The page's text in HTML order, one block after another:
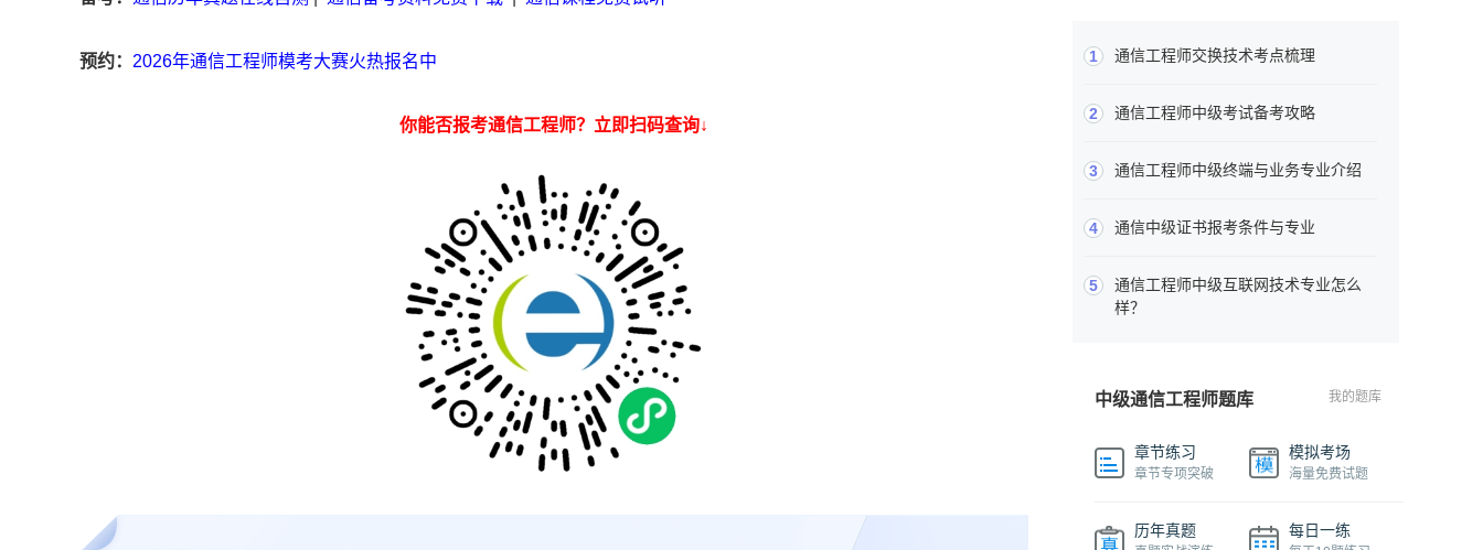
预约： 2026年通信工程师模考大赛火热报名中
你能否报考通信工程师？立即扫码查询↓
1 通信工程师交换技术考点梳理
2 通信工程师中级考试备考攻略
3 通信工程师中级终端与业务专业介绍
4 通信中级证书报考条件与专业
5
通信工程师中级互联网技术专业怎么
样？
中级通信工程师题库 我的题库
章节练习
章节专项突破
模拟考场
海量免费试题
历年真题 每日一练